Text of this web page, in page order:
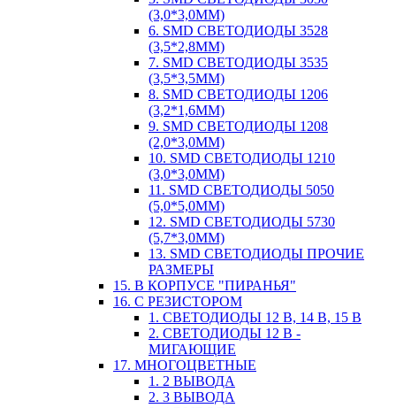
(3,0*3,0ММ)
6. SMD СВЕТОДИОДЫ 3528
(3,5*2,8ММ)
7. SMD СВЕТОДИОДЫ 3535
(3,5*3,5ММ)
8. SMD СВЕТОДИОДЫ 1206
(3,2*1,6ММ)
9. SMD СВЕТОДИОДЫ 1208
(2,0*3,0ММ)
10. SMD СВЕТОДИОДЫ 1210
(3,0*3,0ММ)
11. SMD СВЕТОДИОДЫ 5050
(5,0*5,0ММ)
12. SMD СВЕТОДИОДЫ 5730
(5,7*3,0ММ)
13. SMD СВЕТОДИОДЫ ПРОЧИЕ
РАЗМЕРЫ
15. В КОРПУСЕ "ПИРАНЬЯ"
16. С РЕЗИСТОРОМ
1. СВЕТОДИОДЫ 12 В, 14 В, 15 В
2. СВЕТОДИОДЫ 12 В -
МИГАЮЩИЕ
17. МНОГОЦВЕТНЫЕ
1. 2 ВЫВОДА
2. 3 ВЫВОДА